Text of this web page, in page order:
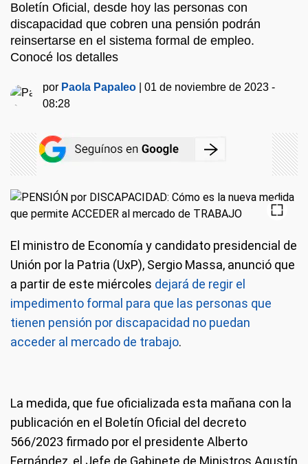
Boletín Oficial, desde hoy las personas con
discapacidad que cobren una pensión podrán
reinsertarse en el sistema formal de empleo.
Conocé los detalles
por Paola Papaleo |01 de noviembre de 2023 -
08:28
El ministro de Economía y candidato presidencial de
Unión por la Patria (UxP), Sergio Massa, anunció que
a partir de este miércoles dejará de regir el
impedimento formal para que las personas que
tienen pensión por discapacidad no puedan
acceder al mercado de trabajo.
La medida, que fue oficializada esta mañana con la
publicación en el Boletín Oficial del decreto
566/2023 firmado por el presidente Alberto
Fernández, el Jefe de Gabinete de Ministros Agustín